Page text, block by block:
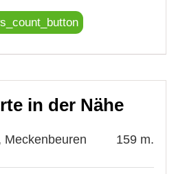
in der Nähe
Meckenbeuren 159 m.